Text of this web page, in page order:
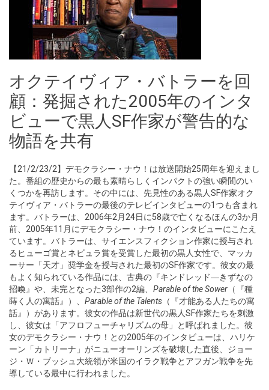
オクテイヴィア・バトラーを回
顧：発掘された2005年のインタ
ビューで黒人SF作家が警告的な
物語を共有
【21/2/23/2】デモクラシー・ナウ！は放送開始25周年を迎えまし
た。番組の歴史からの最も素晴らしくインパクトの強い瞬間のい
くつかを再訪します。その中には、先見性のある黒人SF作家オク
テイヴィア・バトラーの最後のテレビインタビューの1つも含まれ
ます。バトラーは、2006年2月24日に58歳で亡くなるほんの3か月
前、2005年11月にデモクラシー・ナウ！のインタビューにこたえ
ています。バトラーは、サイエンスフィクション作家に授与され
るヒューゴ賞とネビュラ賞を受賞した最初の黒人女性で、マッカ
ーサー「天才」奨学金を授与された最初のSF作家です。彼女の最
もよく知られている作品には、古典の『キンドレッド―きずなの
招喚』や、未完となった3部作の2編、 Parable of the Sower （『種
蒔く人の寓話』）、 Parable of the Talents （『才能ある人たちの寓
話』）があります。彼女の作品は新世代の黒人SF作家たちを刺激
し、彼女は「アフロフューチャリズムの母」と呼ばれました。彼
女のデモクラシー・ナウ！との2005年のインタビューは、ハリケ
ーン「カトリーナ」がニューオーリンズを破壊した直後、ジョー
ジ・Ｗ・ブッシュ大統領が米国のイラク戦争とアフガン戦争を先
導している最中に行われました。